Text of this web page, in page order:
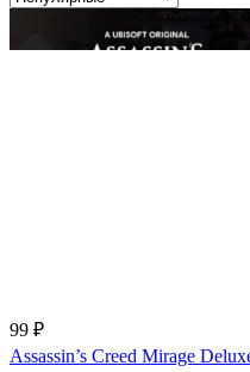
99 ₽
Assassin’s Creed Mirage